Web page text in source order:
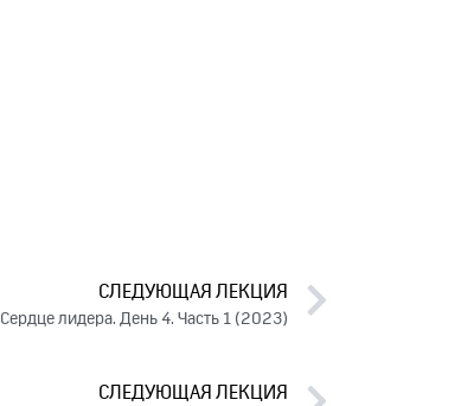
СЛЕДУЮЩАЯ ЛЕКЦИЯ
Сердце лидера. День 4. Часть 1 (2023)
СЛЕДУЮЩАЯ ЛЕКЦИЯ